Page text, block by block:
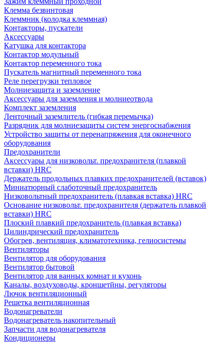
Клемма безвинтовая
Клеммник (колодка клеммная)
Контакторы, пускатели
Аксессуары
Катушка для контактора
Контактор модульный
Контактор переменного тока
Пускатель магнитный переменного тока
Реле перегрузки тепловое
Молниезащита и заземление
Аксессуары для заземления и молниеотвода
Комплект заземления
Ленточный заземлитель (гибкая перемычка)
Разрядник для молниезащиты систем энергоснабжения
Устройство защиты от перенапряжения для оконечного
оборудования
Предохранители
Аксессуары для низковольт. предохранителя (плавкой
вставки) HRC
Держатель продольных плавких предохранителей (вставок)
Миниатюрный слаботочный предохранитель
Низковольтный предохранитель (плавкая вставка) HRC
Основание низковольт. предохранителя (держатель плавкой
вставки) HRC
Плоский плавкий предохранитель (плавкая вставка)
Цилиндрический предохранитель
Обогрев, вентиляция, климатотехника, гелиосистемы
Вентиляторы
Вентилятор для оборудования
Вентилятор бытовой
Вентилятор для ванных комнат и кухонь
Каналы, воздуховоды, кроншетйны, регуляторы
Лючок вентиляционный
Решетка вентиляционная
Водонагреватели
Водонагреватель накопительный
Запчасти для водонагревателя
Кондиционеры